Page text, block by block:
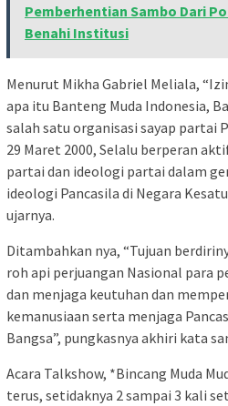
Pemberhentian Sambo Dari
Benahi Institusi
Menurut Mikha Gabriel Meliala,
apa itu Banteng Muda Indonesia,
salah satu organisasi sayap partai
29 Maret 2000, Selalu berperan
partai dan ideologi partai dalam
ideologi Pancasila di Negara
ujarnya.
Ditambahkan nya, “Tujuan
roh api perjuangan Nasional para
dan menjaga keutuhan dan
kemanusiaan serta menjaga
Bangsa”, pungkasnya akhiri kata
Acara Talkshow, *Bincang Muda
terus, setidaknya 2 sampai 3 kali